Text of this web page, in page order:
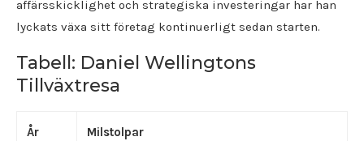
affärsskicklighet och strategiska investeringar har han
lyckats växa sitt företag kontinuerligt sedan starten.
Tabell: Daniel Wellingtons
Tillväxtresa
År Milstolpar